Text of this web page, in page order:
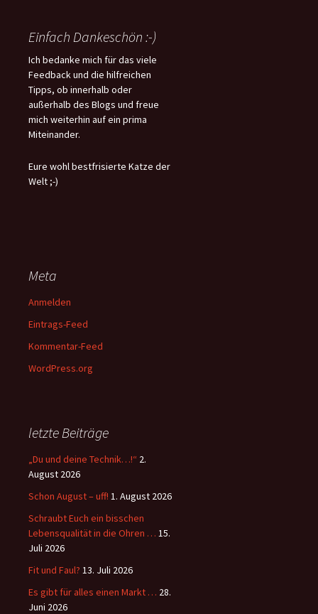
Einfach Dankeschön :-)
Ich bedanke mich für das viele
Feedback und die hilfreichen
Tipps, ob innerhalb oder
außerhalb des Blogs und freue
mich weiterhin auf ein prima
Miteinander.
Eure wohl bestfrisierte Katze der
Welt ;-)
Meta
Anmelden
Eintrags-Feed
Kommentar-Feed
WordPress.org
letzte Beiträge
„Du und deine Technik…!“ 2.
August 2026
Schon August – uff! 1. August 2026
Schraubt Euch ein bisschen
Lebensqualität in die Ohren … 15.
Juli 2026
Fit und Faul? 13. Juli 2026
Es gibt für alles einen Markt … 28.
Juni 2026